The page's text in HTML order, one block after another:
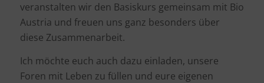
veranstalten wir den Basiskurs gemeinsam mit Bio
Austria und freuen uns ganz besonders über
diese Zusammenarbeit.
Ich möchte euch auch dazu einladen, unsere
Foren mit Leben zu füllen und eure eigenen